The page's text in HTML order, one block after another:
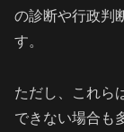
の診断や行政判
す。
ただし、これら
できない場合も